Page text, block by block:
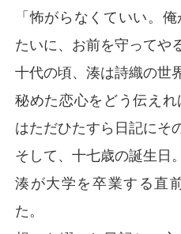
「怖がらなくていい。
たいに、お前を守ってや
十代の頃、湊は詩織の世
秘めた恋心をどう伝え
はただひたすら日記にそ
そして、十七歳の誕生日。
湊が大学を卒業する直
た。